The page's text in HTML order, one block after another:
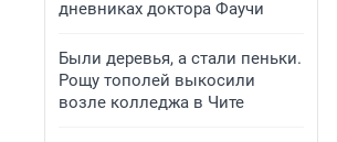
дневниках доктора Фаучи
Были деревья, а стали пеньки.
Рощу тополей выкосили
возле колледжа в Чите